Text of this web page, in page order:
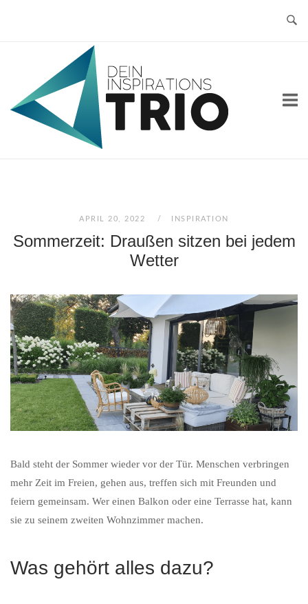
APRIL 20, 2022 INSPIRATION
Sommerzeit: Draußen sitzen bei jedem
Wetter
Bald steht der Sommer wieder vor der Tür. Menschen verbringen
mehr Zeit im Freien, gehen aus, treffen sich mit Freunden und
feiern gemeinsam. Wer einen Balkon oder eine Terrasse hat, kann
sie zu seinem zweiten Wohnzimmer machen.
Was gehört alles dazu?